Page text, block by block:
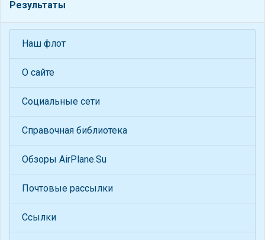
Результаты
Наш флот
О сайте
Социальные сети
Справочная библиотека
Обзоры AirPlane.Su
Почтовые рассылки
Ссылки